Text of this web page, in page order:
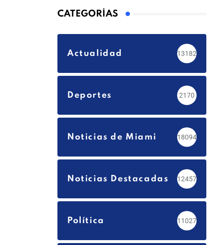
CATEGORÍAS
Actualidad 13182
Deportes 2170
Noticias de Miami 18094
Noticias Destacadas 12457
Política 11027